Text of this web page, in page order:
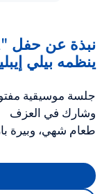
ينظمه بيلي
جلسة موسيقية
وشارك في العزف
طعام شهي، وبيرة